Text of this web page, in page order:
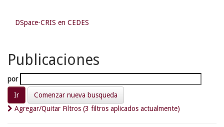
DSpace-CRIS en CEDES
Publicaciones
por
Comenzar nueva busqueda
Agregar/Quitar Filtros (3 filtros aplicados actualmente)